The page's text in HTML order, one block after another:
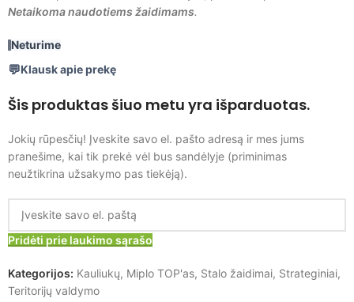
Netaikoma naudotiems žaidimams.
Neturime
Klausk apie prekę
Šis produktas šiuo metu yra išparduotas.
Jokių rūpesčių! Įveskite savo el. pašto adresą ir mes jums
pranešime, kai tik prekė vėl bus sandėlyje (priminimas
neužtikrina užsakymo pas tiekėją).
Pridėti prie laukimo sąrašo
Kategorijos: Kauliukų, Miplo TOP'as, Stalo žaidimai, Strateginiai,
Teritorijų valdymo